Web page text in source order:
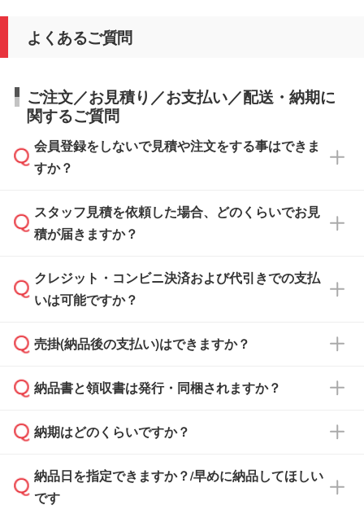
よくあるご質問
ご注文／お見積り／お支払い／配送・納期に
関するご質問
会員登録をしないで見積や注文をする事はできま
すか？
可能です。見積・注文フォームにて『ゲストの
まま進む』ボタンからお進みのうえ、ご依頼く
スタッフ見積を依頼した場合、どのくらいでお見
積が届きますか？
通常、翌営業日までにお送りしております。混
雑状況によっては、お時間をいただくこともご
依頼いただいた場合は、翌営業日以降のご連絡
クレジット・コンビニ決済および代引きでの支払
いは可能ですか？
銀行振込のみのご対応となります。
売掛(納品後の支払い)はできますか？
基本的には先入金をお願いしておりますが、自
どの場合は、月末締め翌月末払いに対応可能で
また、卒業・卒園記念品で対策委員会や個人様
納品書と領収書は発行・同梱されますか？
納品書・領収書は ご依頼をいただいた場合の
ず、通常はPDFデータをメール添付でお送りし
ます。
納期はどのくらいですか？
・印刷する場合(500個程度)
ご入金、イメージ画像の校了から約2週間～2
納品日を指定できますか？/早めに納品してほしい
です